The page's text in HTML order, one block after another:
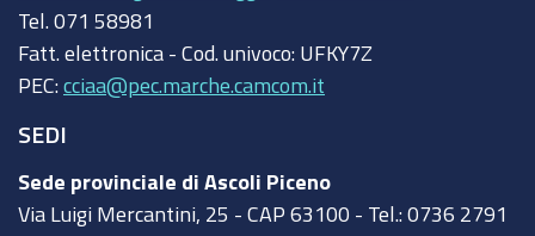
Tel. 071 58981
Fatt. elettronica - Cod. univoco: UFKY7Z
PEC: cciaa@pec.marche.camcom.it
SEDI
Sede provinciale di Ascoli Piceno
Via Luigi Mercantini, 25 - CAP 63100 - Tel.: 0736 2791